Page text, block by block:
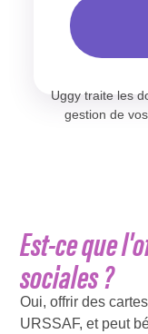
Uggy traite les
gestion de
Est-ce que
sociales ?
Oui, offrir des
URSSAF, et peut